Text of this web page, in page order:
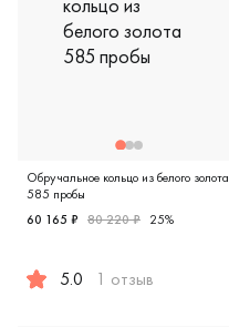
Обручальное кольцо из белого золота
585 пробы
60 165 ₽ 80 220 ₽ 25%
5.0 1 отзыв